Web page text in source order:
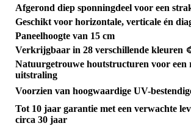
Afgerond diep sponningdeel voor een
Geschikt voor horizontale, verticale én
Paneelhoogte van 15 cm
Verkrijgbaar in 28 verschillende kleuren
Natuurgetrouwe houtstructuren voor een
uitstraling
Voorzien van hoogwaardige UV-
Tot 10 jaar garantie met een verwachte
circa 30 jaar